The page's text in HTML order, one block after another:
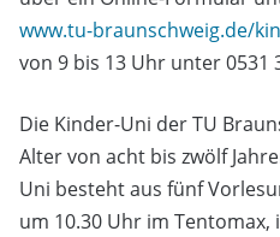
www.tu-braunschweig.de/
von 9 bis 13 Uhr unter 0531
Die Kinder-Uni der TU
Alter von acht bis zwölf
Uni besteht aus fünf
um 10.30 Uhr im Tentomax,